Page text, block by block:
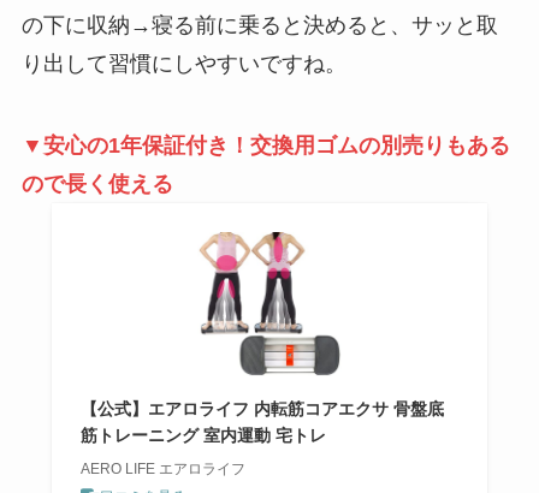
の下に収納→寝る前に乗ると決めると、サッと取
り出して習慣にしやすいですね。
▼安心の1年保証付き！交換用ゴムの別売りもある
ので長く使える
【公式】エアロライフ 内転筋コアエクサ 骨盤底
筋トレーニング 室内運動 宅トレ
AERO LIFE エアロライフ